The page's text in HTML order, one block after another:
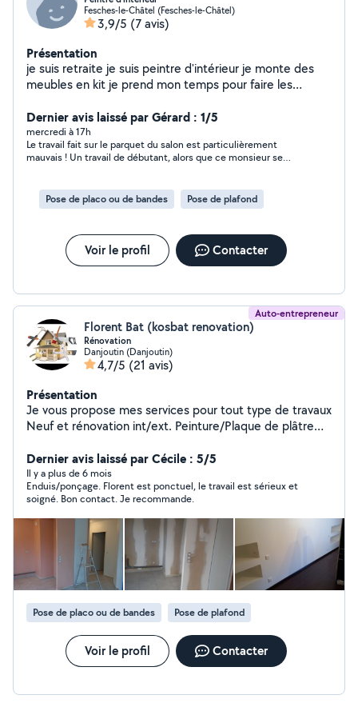
Fesches-le-Châtel (Fesches-le-Châtel)
3,9/5 (7 avis)
Présentation
je suis retraite je suis peintre d'intérieur je monte des
meubles en kit je prend mon temps pour faire les
pelouses et les taille de haie
Dernier avis laissé par Gérard : 1/5
mercredi à 17h
Le travail fait sur le parquet du salon est particulièrement
mauvais ! Un travail de débutant, alors que ce monsieur se
durant le travail, et sont bien abimées. Tout est à refaire, en
plus des plintes et bas de fenêtre ! Ce Monsieur auquel nous
ses grossières erreurs, et ne veut pas non plus nous
rembourser au moins une partie des sommes que nous lui
avons données et qui sont perdues pour nous... Lamentable !
Pose de placo ou de bandes Pose de plafond
Voir le profil Contacter
Auto-entrepreneur
Florent Bat (kosbat renovation)
Rénovation
Danjoutin (Danjoutin)
4,7/5 (21 avis)
Présentation
Je vous propose mes services pour tout type de travaux
Neuf et rénovation int/ext. Peinture/Plaque de plâtre
couverture zinguerie remplacement tuile Travail soigné
et propre Zéro sept, soixante et onze, quatre vingt cinq,
vingt neuf Zéro un
Dernier avis laissé par Cécile : 5/5
Il y a plus de 6 mois
Enduis/ponçage. Florent est ponctuel, le travail est sérieux et
soigné. Bon contact. Je recommande.
Pose de placo ou de bandes Pose de plafond
Voir le profil Contacter